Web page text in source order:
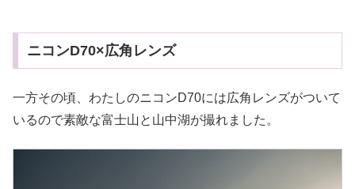
ニコンD70×広角レンズ
一方その頃、わたしのニコンD70には広角レンズがついて
いるので素敵な富士山と山中湖が撮れました。